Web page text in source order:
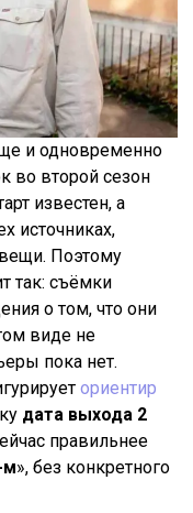
и одновременно
во второй сезон
известен, а
источниках,
Поэтому
так: съёмки
о том, что они
виде не
пока нет.
ориентир
дата выхода 2
правильнее
м», без конкретного